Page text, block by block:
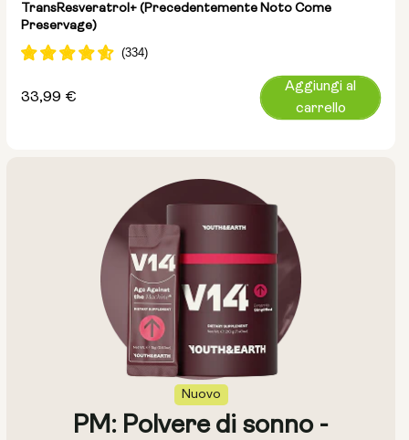
TransResveratrol+ (precedentemente Noto Come
Preservage)
Prezzo
33,99 €
Aggiungi al
carrello
Nuovo
PM: Polvere di sonno -